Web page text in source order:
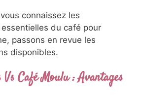
connaissez les
du café pour
passons en revue les
disponibles.
Café Moulu : Avantages